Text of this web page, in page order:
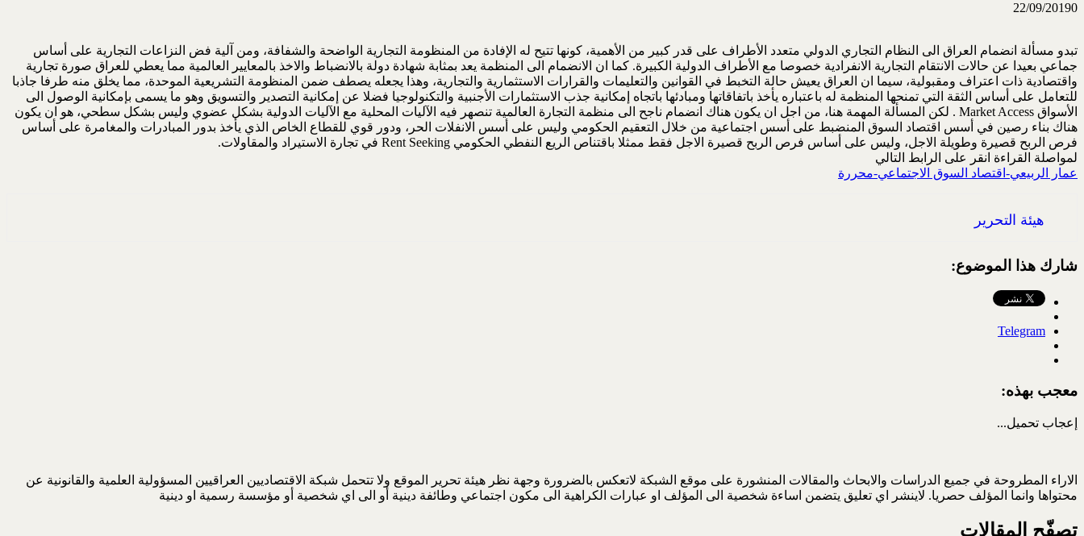
22/09/20190
تبدو مسألة انضمام العراق الى النظام التجاري الدولي متعدد الأطراف على قدر كبير من الأهمية، كونها تتيح له الإفادة من المنظومة التجارية الواضحة والشفافة، ومن آلية فض النزاعات التجارية على أساس
جماعي بعيدا عن حالات الانتقام التجارية الانفرادية خصوصا مع الأطراف الدولية الكبيرة. كما ان الانضمام الى المنظمة يعد بمثابة شهادة دولة بالانضباط والاخذ بالمعايير العالمية مما يعطي للعراق صورة تجارية
واقتصادية ذات اعتراف ومقبولية، سيما ان العراق يعيش حالة التخبط في القوانين والتعليمات والقرارات الاستثمارية والتجارية، وهذا يجعله يصطف ضمن المنظومة التشريعية الموحدة، مما يخلق منه طرفا جاذبا
للتعامل على أساس الثقة التي تمنحها المنظمة له باعتباره يأخذ باتفاقاتها ومبادئها باتجاه إمكانية جذب الاستثمارات الأجنبية والتكنولوجيا فضلا عن إمكانية التصدير والتسويق وهو ما يسمى بإمكانية الوصول الى
الأسواق Market Access . لكن المسألة المهمة هنا، من اجل ان يكون هناك انضمام ناجح الى منظمة التجارة العالمية تنصهر فيه الآليات المحلية مع الآليات الدولية بشكل عضوي وليس بشكل سطحي، هو ان يكون
هناك بناء رصين في أسس اقتصاد السوق المنضبط على أسس اجتماعية من خلال التعقيم الحكومي وليس على أسس الانفلات الحر، ودور قوي للقطاع الخاص الذي يأخذ بدور المبادرات والمغامرة على أساس
فرص الربح قصيرة وطويلة الاجل، وليس على أساس فرص الربح قصيرة الاجل فقط ممثلا باقتناص الريع النفطي الحكومي Rent Seeking في تجارة الاستيراد والمقاولات.
لمواصلة القراءة انقر على الرابط التالي
عمار الربيعي-اقتصاد السوق الاجتماعي-محررة
هيئة التحرير
شارك هذا الموضوع:
Telegram
معجب بهذه:
إعجاب تحميل...
الاراء المطروحة في جميع الدراسات والابحاث والمقالات المنشورة على موقع الشبكة لاتعكس بالضرورة وجهة نظر هيئة تحرير الموقع ولا تتحمل شبكة الاقتصاديين العراقيين المسؤولية العلمية والقانونية عن
محتواها وانما المؤلف حصريا. لاينشر اي تعليق يتضمن اساءة شخصية الى المؤلف او عبارات الكراهية الى مكون اجتماعي وطائفة دينية أو الى اي شخصية أو مؤسسة رسمية او دينية
تصفّح المقالات